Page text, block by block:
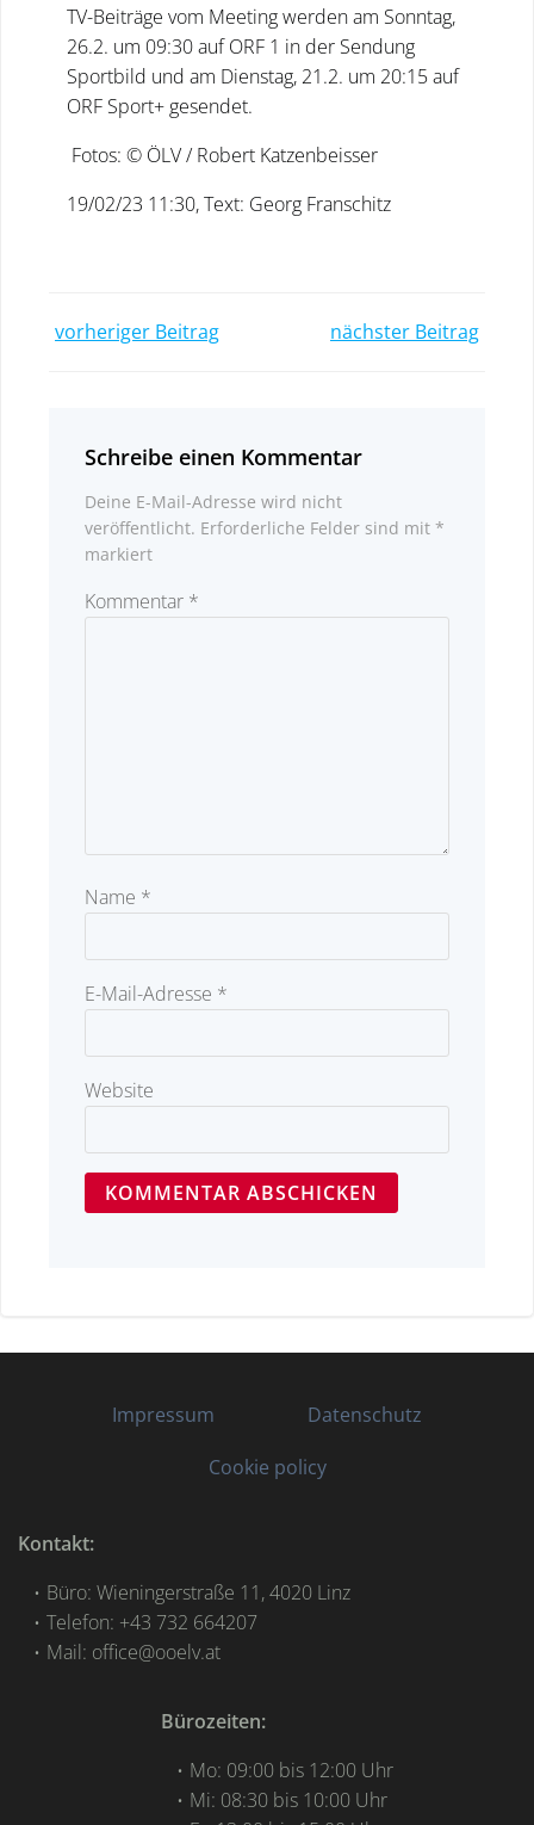
TV-Beiträge vom Meeting werden am Sonntag,
26.2. um 09:30 auf ORF 1 in der Sendung
Sportbild und am Dienstag, 21.2. um 20:15 auf
ORF Sport+ gesendet.
Fotos: © ÖLV / Robert Katzenbeisser
19/02/23 11:30, Text: Georg Franschitz
Post
vorheriger Beitrag
Post
nächster Beitrag
Schreibe einen Kommentar
Deine E-Mail-Adresse wird nicht
veröffentlicht. Erforderliche Felder sind mit *
markiert
Kommentar *
Name *
E-Mail-Adresse *
Website
Impressum
Datenschutz
Cookie policy
Kontakt:
Büro: Wieningerstraße 11, 4020 Linz
Telefon: +43 732 664207
Mail: office@ooelv.at
Bürozeiten:
Mo: 09:00 bis 12:00 Uhr
Mi: 08:30 bis 10:00 Uhr